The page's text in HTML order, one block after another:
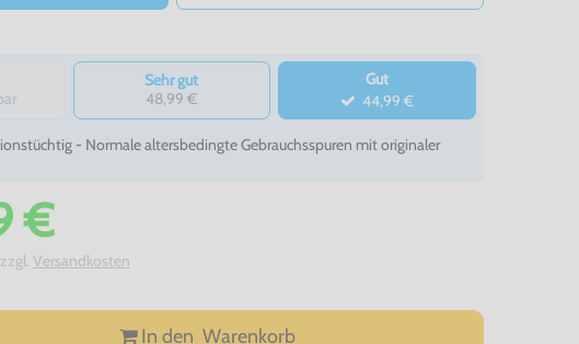
Sehr gut
48,99 €
Gut
44,99 €
- Normale altersbedingte Gebrauchsspuren mit originaler
€
Versandkosten
In den Warenkorb